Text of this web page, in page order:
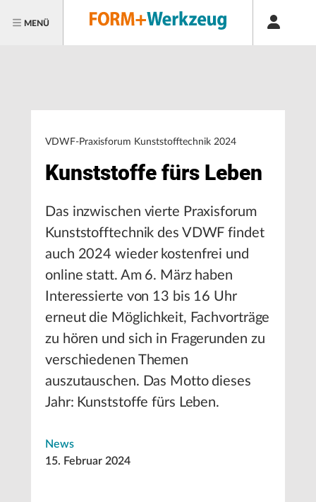
MENÜ
VDWF-Praxisforum Kunststofftechnik 2024
Kunststoffe fürs Leben
Das inzwischen vierte Praxisforum
Kunststofftechnik des VDWF findet
auch 2024 wieder kostenfrei und
online statt. Am 6. März haben
Interessierte von 13 bis 16 Uhr
erneut die Möglichkeit, Fachvorträge
zu hören und sich in Fragerunden zu
verschiedenen Themen
auszutauschen. Das Motto dieses
Jahr: Kunststoffe fürs Leben.
News
15. Februar 2024